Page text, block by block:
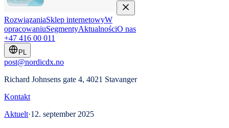
RozwiązaniaSklep internetowyW
opracowaniuSegmentyAktualnościO nas
+47 416 00 011
PL
post@nordicdx.no
Richard Johnsens gate 4, 4021 Stavanger
Kontakt
Aktuelt·12. september 2025